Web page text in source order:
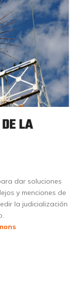
LA
dar soluciones
y menciones de
la judicialización